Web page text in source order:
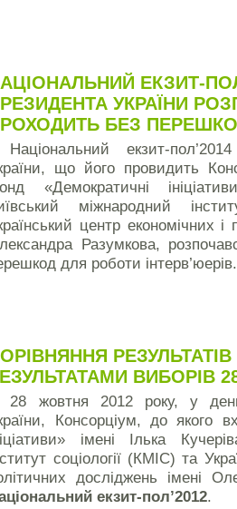
ЕКЗИТ-
УКРАЇНИ
БЕЗ
Національний екзит-
що його провидить
«Демократичні
міжнародний
центр економічних і
Разумкова,
для роботи інтерв’юерів.
ВИБОРІВ
28 жовтня 2012 року, у
Консорціум, до якого
імені Ілька
соціології (КМІС) та
досліджень імені
екзит-пол’2012.